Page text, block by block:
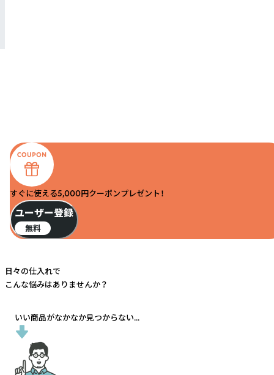
すぐに使える5,000円クーポンプレゼント！
ユーザー登録
無料
日々の仕入れで
こんな悩みはありませんか？
いい商品がなかなか見つからない...